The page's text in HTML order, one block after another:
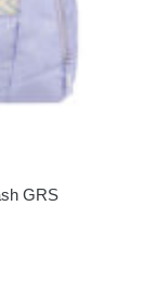
GRS